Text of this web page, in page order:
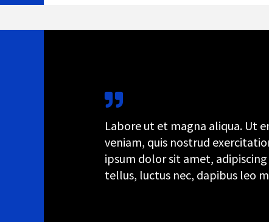
Labore ut et magna aliqua. Ut
veniam, quis nostrud
ipsum dolor sit amet,
tellus, luctus nec, dapibus leo